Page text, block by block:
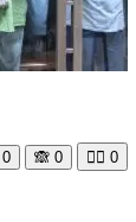
0 🙈 0 🧘‍♀️ 0